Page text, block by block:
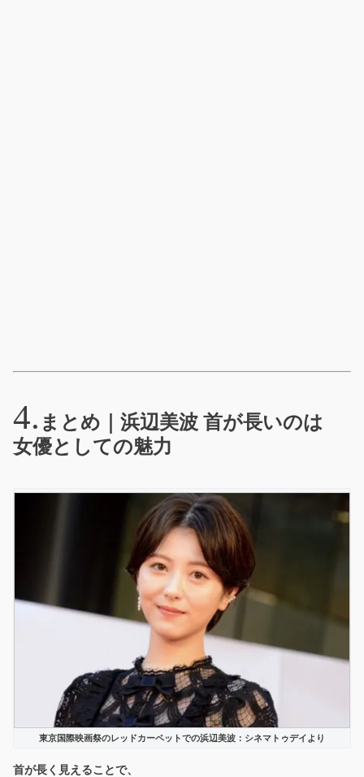
まとめ｜浜辺美波 首が長いのは
女優としての魅力
東京国際映画祭のレッドカーペットでの浜辺美波：シネマトゥデイより
首が長く見えることで、